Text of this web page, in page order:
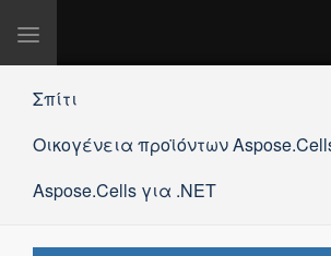
Εναλλαγή
Σπίτι
Οικογένεια προϊόντων
Aspose.Cells για .NET